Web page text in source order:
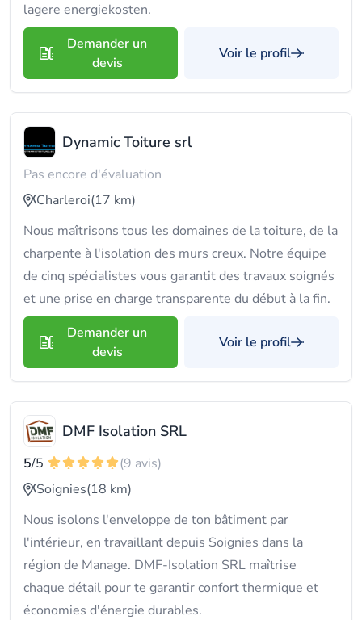
lagere energiekosten.
Demander un
devis
Voir le profil
Dynamic Toiture srl
Pas encore d'évaluation
Charleroi(17 km)
Nous maîtrisons tous les domaines de la toiture, de la
charpente à l'isolation des murs creux. Notre équipe
de cinq spécialistes vous garantit des travaux soignés
et une prise en charge transparente du début à la fin.
Demander un
devis
Voir le profil
DMF Isolation SRL
5/5
(9 avis)
Soignies(18 km)
Nous isolons l'enveloppe de ton bâtiment par
l'intérieur, en travaillant depuis Soignies dans la
région de Manage. DMF-Isolation SRL maîtrise
chaque détail pour te garantir confort thermique et
économies d'énergie durables.